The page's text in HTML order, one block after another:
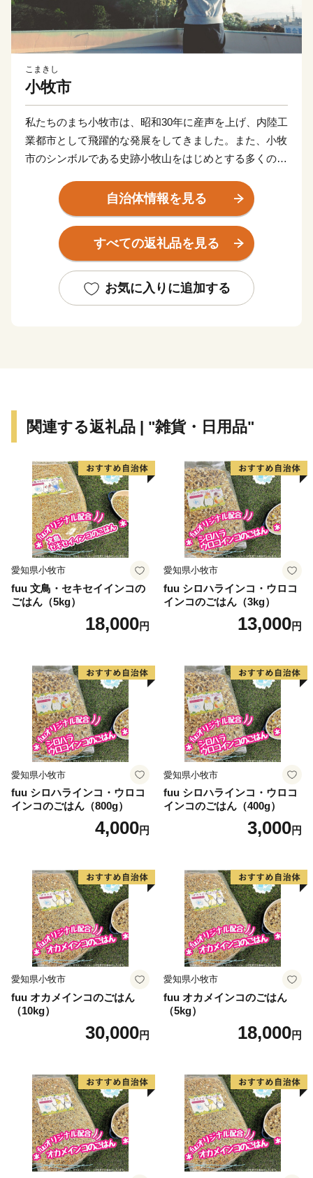
こまきし
小牧市
私たちのまち小牧市は、昭和30年に産声を上げ、内陸工
業都市として飛躍的な発展をしてきました。また、小牧
市のシンボルである史跡小牧山をはじめとする多くの歴
自治体情報を見る
すべての返礼品を見る
お気に入りに追加する
関連する返礼品 | "雑貨・日用品"
愛知県小牧市
fuu 文鳥・セキセイインコの
ごはん（5kg）
18,000円
愛知県小牧市
fuu シロハラインコ・ウロコ
インコのごはん（3kg）
13,000円
愛知県小牧市
fuu シロハラインコ・ウロコ
インコのごはん（800g）
4,000円
愛知県小牧市
fuu シロハラインコ・ウロコ
インコのごはん（400g）
3,000円
愛知県小牧市
fuu オカメインコのごはん
（10kg）
30,000円
愛知県小牧市
fuu オカメインコのごはん
（5kg）
18,000円